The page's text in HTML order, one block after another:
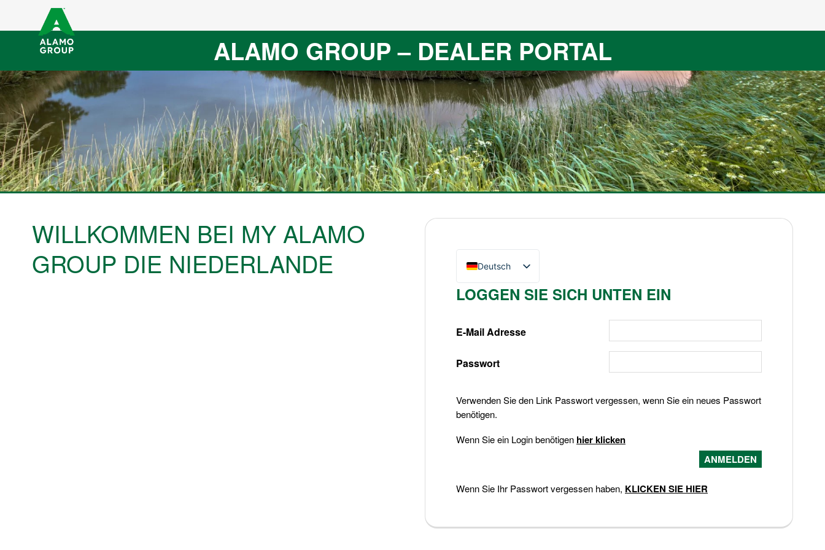
ALAMO GROUP – DEALER PORTAL
WILLKOMMEN BEI MY ALAMO
GROUP DIE NIEDERLANDE
Deutsch
English (UK)
LOGGEN SIE SICH UNTEN EIN
E-Mail Adresse
Passwort
Verwenden Sie den Link Passwort vergessen, wenn Sie ein neues Passwort
benötigen.
Wenn Sie ein Login benötigen hier klicken
Wenn Sie Ihr Passwort vergessen haben, KLICKEN SIE HIER